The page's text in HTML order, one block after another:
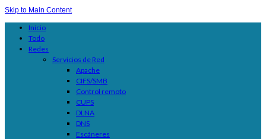
Skip to Main Content
Inicio
Todo
Redes
Servicios de Red
Apache
CIFS/SMB
Control remoto
CUPS
DLNA
DNS
Escáneres